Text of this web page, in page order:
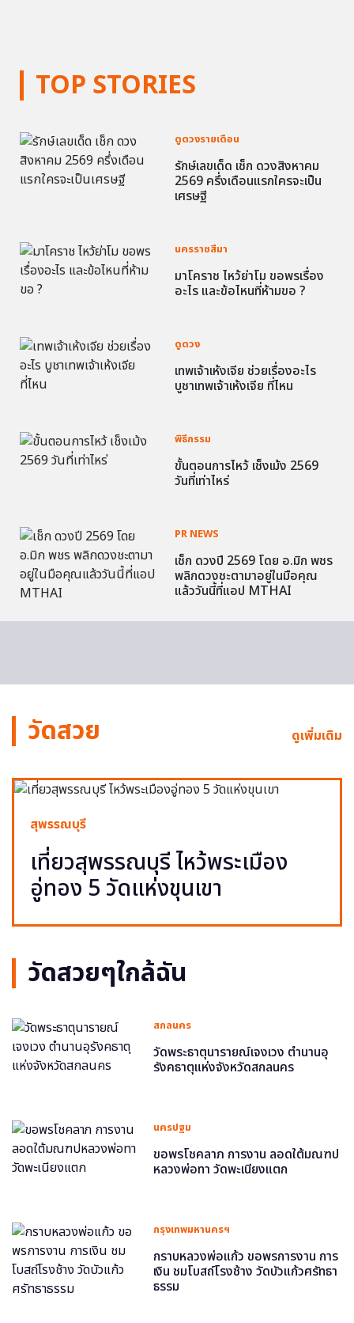
TOP STORIES
ดูดวงรายเดือน
รักษ์เลขเด็ด เช็ก ดวงสิงหาคม
2569 ครึ่งเดือนแรกใครจะเป็น
เศรษฐี
นครราชสีมา
มาโคราช ไหว้ย่าโม ขอพรเรื่อง
อะไร และข้อไหนที่ห้ามขอ ?
ดูดวง
เทพเจ้าเห้งเจีย ช่วยเรื่องอะไร
บูชาเทพเจ้าเห้งเจีย ที่ไหน
พิธีกรรม
ขั้นตอนการไหว้ เช็งเม้ง 2569
วันที่เท่าไหร่
PR NEWS
เช็ก ดวงปี 2569 โดย อ.มิก พชร
พลิกดวงชะตามาอยู่ในมือคุณ
แล้ววันนี้ที่แอป MTHAI
วัดสวย ดูเพิ่มเติม
สุพรรณบุรี
เที่ยวสุพรรณบุรี ไหว้พระเมือง
อู่ทอง 5 วัดแห่งขุนเขา
วัดสวยๆใกล้ฉัน
สกลนคร
วัดพระธาตุนารายณ์เจงเวง ตำนานอุ
รังคธาตุแห่งจังหวัดสกลนคร
นครปฐม
ขอพรโชคลาภ การงาน ลอดใต้มณฑป
หลวงพ่อทา วัดพะเนียงแตก
กรุงเทพมหานครฯ
กราบหลวงพ่อแก้ว ขอพรการงาน การ
เงิน ชมโบสถ์โรงช้าง วัดบัวแก้วศรัทธา
ธรรม